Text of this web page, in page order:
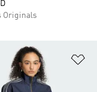
Originals
Liste de produits